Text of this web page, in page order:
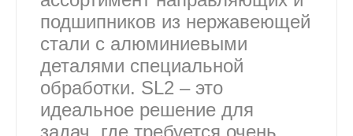
подшипников из нержавеющей
стали с алюминиевыми
деталями специальной
обработки. SL2 – это
идеальное решение для
задач, где требуется очень